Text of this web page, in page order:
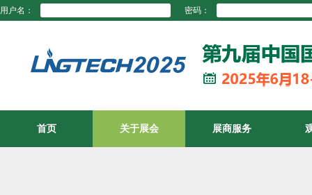
用户名： 密码：
首页 关于展会 展商服务